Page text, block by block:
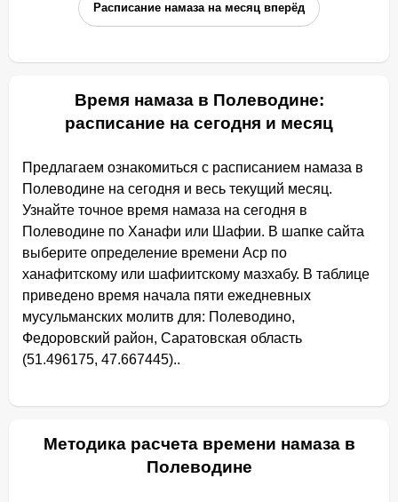
Расписание намаза на месяц вперёд
Время намаза в Полеводине:
расписание на сегодня и месяц
Предлагаем ознакомиться с расписанием намаза в
Полеводине на сегодня и весь текущий месяц.
Узнайте точное время намаза на сегодня в
Полеводине по Ханафи или Шафии. В шапке сайта
выберите определение времени Аср по
ханафитскому или шафиитскому мазхабу. В таблице
приведено время начала пяти ежедневных
мусульманских молитв для: Полеводино,
Федоровский район, Саратовская область
(51.496175, 47.667445)..
Методика расчета времени намаза в
Полеводине